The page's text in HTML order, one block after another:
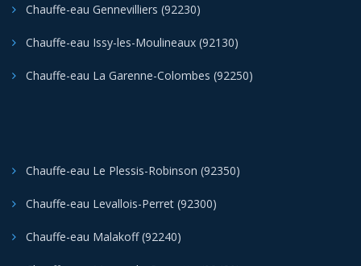
Chauffe-eau Gennevilliers (92230)
Chauffe-eau Issy-les-Moulineaux (92130)
Chauffe-eau La Garenne-Colombes (92250)
Chauffe-eau Le Plessis-Robinson (92350)
Chauffe-eau Levallois-Perret (92300)
Chauffe-eau Malakoff (92240)